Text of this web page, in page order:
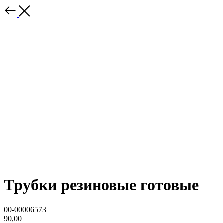
Трубки резиновые готовые
00-00006573
90,00